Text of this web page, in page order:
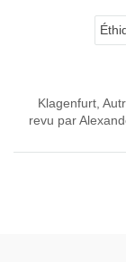
Klagenfurt,
revu par